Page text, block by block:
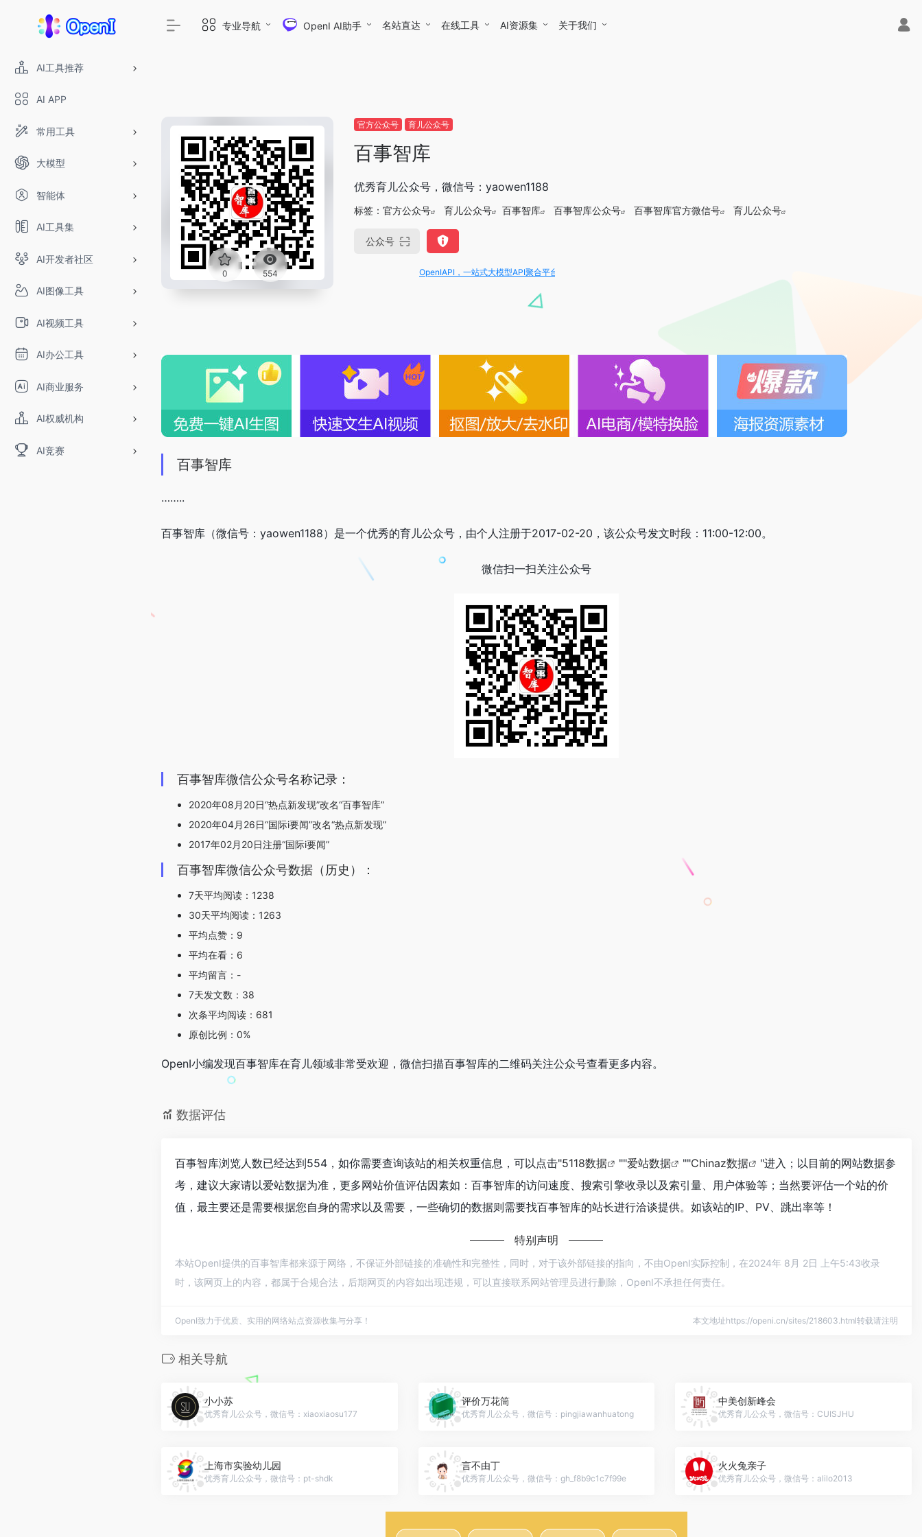
AI工具推荐
AI APP
常用工具
大模型
智能体
AI工具集
AI开发者社区
AI图像工具
AI视频工具
AI办公工具
AI商业服务
AI权威机构
AI竞赛
专业导航 OpenI AI助手 名站直达 在线工具 AI资源集 关于我们
0 554
官方公众号 育儿公众号
百事智库
优秀育儿公众号，微信号：yaowen1188
标签： 官方公众号 育儿公众号 百事智库 百事智库公众号 百事智库官方微信号 育儿公众号
公众号
OpenIAPI，一站式大模型API聚合平台
百事智库
……..
百事智库（微信号：yaowen1188）是一个优秀的育儿公众号，由个人注册于2017-02-20，该公众号发文时段：11:00-12:00。
微信扫一扫关注公众号
百事智库微信公众号名称记录：
2020年08月20日“热点新发现”改名“百事智库”
2020年04月26日“国际i要闻”改名“热点新发现”
2017年02月20日注册“国际i要闻”
百事智库微信公众号数据（历史）：
7天平均阅读：1238
30天平均阅读：1263
平均点赞：9
平均在看：6
平均留言：-
7天发文数：38
次条平均阅读：681
原创比例：0%
OpenI小编发现百事智库在育儿领域非常受欢迎，微信扫描百事智库的二维码关注公众号查看更多内容。
数据评估
百事智库浏览人数已经达到554，如你需要查询该站的相关权重信息，可以点击"5118数据 ""爱站数据 ""Chinaz数据
"进入；以目前的网站数据参
考，建议大家请以爱站数据为准，更多网站价值评估因素如：百事智库的访问速度、搜索引擎收录以及索引量、用户体验等；当然要评估一个站的价
值，最主要还是需要根据您自身的需求以及需要，一些确切的数据则需要找百事智库的站长进行洽谈提供。如该站的IP、PV、跳出率等！
特别声明
本站OpenI提供的百事智库都来源于网络，不保证外部链接的准确性和完整性，同时，对于该外部链接的指向，不由OpenI实际控制，在2024年 8月 2日 上午5:43收录
时，该网页上的内容，都属于合规合法，后期网页的内容如出现违规，可以直接联系网站管理员进行删除，OpenI不承担任何责任。
OpenI致力于优质、实用的网络站点资源收集与分享！ 本文地址https://openi.cn/sites/218603.html转载请注明
相关导航
小小苏
优秀育儿公众号，微信号：xiaoxiaosu177
评价万花筒
优秀育儿公众号，微信号：pingjiawanhuatong
中美创新峰会
优秀育儿公众号，微信号：CUISJHU
上海市实验幼儿园
优秀育儿公众号，微信号：pt-shdk
言不由丁
优秀育儿公众号，微信号：gh_f8b9c1c7f99e
火火兔亲子
优秀育儿公众号，微信号：alilo2013